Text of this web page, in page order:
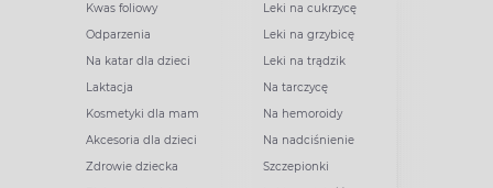
Kwas foliowy
Odparzenia
Na katar dla dzieci
Laktacja
Kosmetyki dla mam
Akcesoria dla dzieci
Zdrowie dziecka
Leki na cukrzycę
Leki na grzybicę
Leki na trądzik
Na tarczycę
Na hemoroidy
Na nadciśnienie
Szczepionki